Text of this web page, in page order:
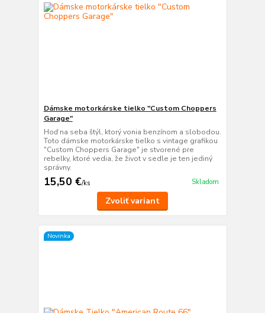
Dámske motorkárske tielko "Custom Choppers
Garage"
Hoď na seba štýl, ktorý vonia benzínom a slobodou.
Toto dámske motorkárske tielko s vintage grafikou
"Custom Choppers Garage" je stvorené pre
rebelky, ktoré vedia, že život v sedle je ten jediný
správny.
15,50 €/ks Skladom
Zvoliť variant
Novinka